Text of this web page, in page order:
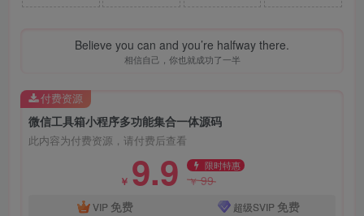
Believe you can and you’re halfway there.
相信自己，你也就成功了一半
微信工具箱小程序多功能集合一体源码
此内容为付费资源，请付费后查看
￥ 9.9 限时特惠
￥99
VIP 免费 超级SVIP 免费
付费资源